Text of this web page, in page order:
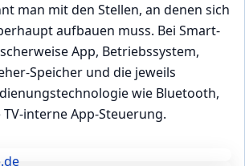
man mit den Stellen, an denen sich
aufbauen muss. Bei Smart-
App, Betriebssystem,
Speicher und die jeweils
wie Bluetooth,
interne App-Steuerung.